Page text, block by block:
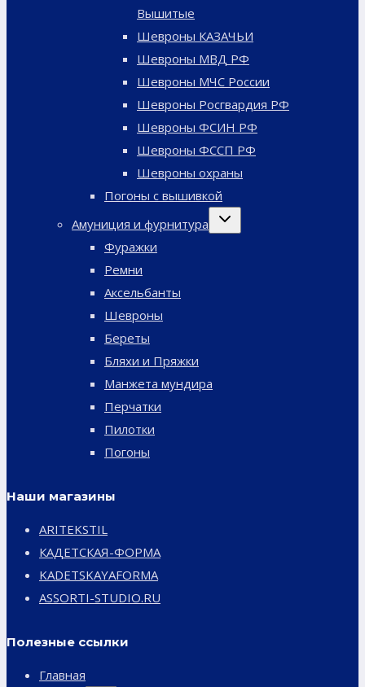
Вышитые
Шевроны КАЗАЧЬИ
Шевроны МВД РФ
Шевроны МЧС России
Шевроны Росгвардия РФ
Шевроны ФСИН РФ
Шевроны ФССП РФ
Шевроны охраны
Погоны с вышивкой
Амуниция и фурнитура
Переключить
Фуражки
Ремни
Аксельбанты
Шевроны
Береты
Бляхи и Пряжки
Манжета мундира
Перчатки
Пилотки
Погоны
Наши магазины
ARITEKSTIL
КАДЕТСКАЯ-ФОРМА
KADETSKAYAFORMA
ASSORTI-STUDIO.RU
Полезные ссылки
Главная